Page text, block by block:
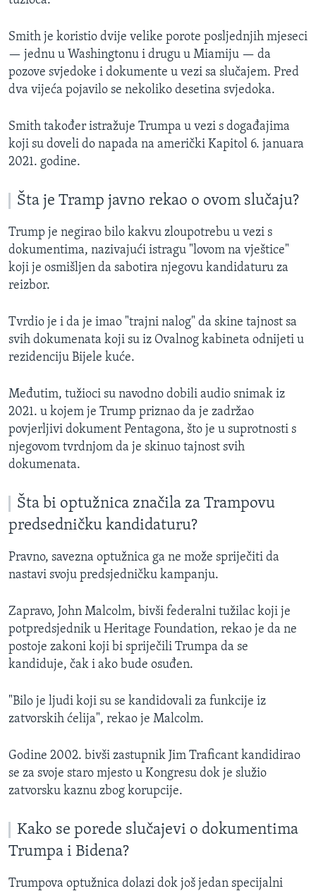
Smith je koristio dvije velike porote posljednjih mjeseci
— jednu u Washingtonu i drugu u Miamiju — da
pozove svjedoke i dokumente u vezi sa slučajem. Pred
dva vijeća pojavilo se nekoliko desetina svjedoka.
Smith također istražuje Trumpa u vezi s događajima
koji su doveli do napada na američki Kapitol 6. januara
2021. godine.
Šta je Tramp javno rekao o ovom slučaju?
Trump je negirao bilo kakvu zloupotrebu u vezi s
dokumentima, nazivajući istragu "lovom na vještice"
koji je osmišljen da sabotira njegovu kandidaturu za
reizbor.
Tvrdio je i da je imao "trajni nalog" da skine tajnost sa
svih dokumenata koji su iz Ovalnog kabineta odnijeti u
rezidenciju Bijele kuće.
Međutim, tužioci su navodno dobili audio snimak iz
2021. u kojem je Trump priznao da je zadržao
povjerljivi dokument Pentagona, što je u suprotnosti s
njegovom tvrdnjom da je skinuo tajnost svih
dokumenata.
Šta bi optužnica značila za Trampovu
predsedničku kandidaturu?
Pravno, savezna optužnica ga ne može spriječiti da
nastavi svoju predsjedničku kampanju.
Zapravo, John Malcolm, bivši federalni tužilac koji je
potpredsjednik u Heritage Foundation, rekao je da ne
postoje zakoni koji bi spriječili Trumpa da se
kandiduje, čak i ako bude osuđen.
"Bilo je ljudi koji su se kandidovali za funkcije iz
zatvorskih ćelija", rekao je Malcolm.
Godine 2002. bivši zastupnik Jim Traficant kandidirao
se za svoje staro mjesto u Kongresu dok je služio
zatvorsku kaznu zbog korupcije.
Kako se porede slučajevi o dokumentima
Trumpa i Bidena?
Trumpova optužnica dolazi dok još jedan specijalni